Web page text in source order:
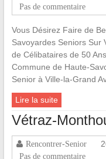
Pas de commentaire
Vous Désirez Faire de
Savoyardes Seniors Sur
de Célibataires de 50
Commune de Haute-
Senior à Ville-la-Grand
Lire la suite
Vétraz-
Rencontrer-Senior
Pas de commentaire